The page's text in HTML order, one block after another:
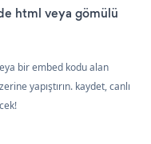
html veya gömülü
bir embed kodu alan
yapıştırın. kaydet, canlı